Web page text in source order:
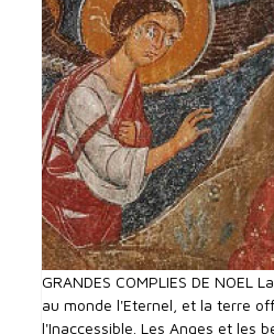
GRANDES COMPLIES DE NOEL
au monde l'Eternel, et la terre
l'Inaccessible. Les Anges et les